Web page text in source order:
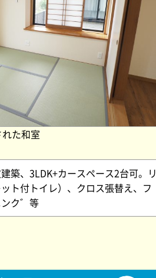
た和室
築、3LDK+カースペース2台可。リ
ト付トイレ）、クロス張替え、フ
ク゛等